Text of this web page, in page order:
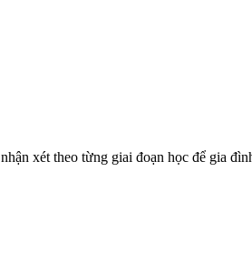
xét theo từng giai đoạn học để gia